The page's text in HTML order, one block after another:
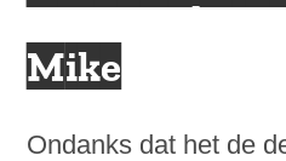
Mike
Ondanks dat het de